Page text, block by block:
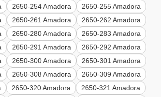
2650-254 Amadora
2650-255 Amadora
2650-261 Amadora
2650-262 Amadora
2650-280 Amadora
2650-283 Amadora
2650-291 Amadora
2650-292 Amadora
2650-300 Amadora
2650-301 Amadora
2650-308 Amadora
2650-309 Amadora
2650-320 Amadora
2650-321 Amadora